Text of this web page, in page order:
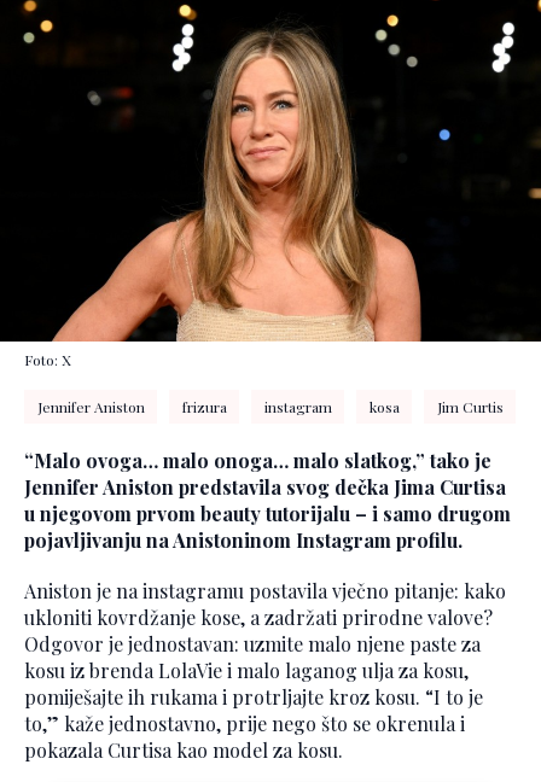
Foto: X
Jennifer Aniston frizura instagram kosa Jim Curtis
“Malo ovoga… malo onoga… malo slatkog,” tako je
Jennifer Aniston predstavila svog dečka Jima Curtisa
u njegovom prvom beauty tutorijalu – i samo drugom
pojavljivanju na Anistoninom Instagram profilu.
Aniston je na instagramu postavila vječno pitanje: kako
ukloniti kovrdžanje kose, a zadržati prirodne valove?
Odgovor je jednostavan: uzmite malo njene paste za
kosu iz brenda LolaVie i malo laganog ulja za kosu,
pomiješajte ih rukama i protrljajte kroz kosu. “I to je
to,” kaže jednostavno, prije nego što se okrenula i
pokazala Curtisa kao model za kosu.